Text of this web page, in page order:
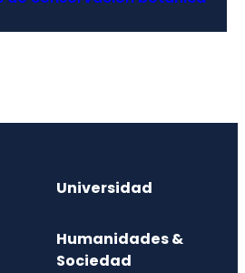
Universidad
Humanidades &
Sociedad